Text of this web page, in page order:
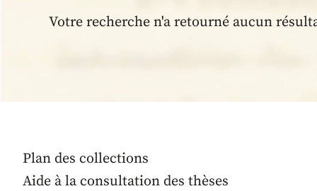
Votre recherche n'a retourné aucun
Plan des collections
Aide à la consultation des thèses